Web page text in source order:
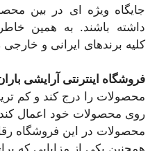
جایگاه ویژه ای در بین
داشته باشند. به همین
کلیه برندهای ایرانی و
فروشگاه اینترنتی آرایشی
محصولات را درج کند و کم
روی محصولات خود اعمال
محصولات در این فروشگاه
همچنین یکی از مزایایی که